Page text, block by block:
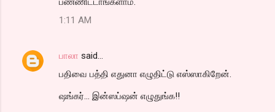
1:11 AM
பாலா said…
பதிவை பத்தி எதுனா எழுதிட்டு எஸ்ஸாகிறேன்.
ஷங்கர்... இன்ஸப்ஷன் எழுதுங்க!!